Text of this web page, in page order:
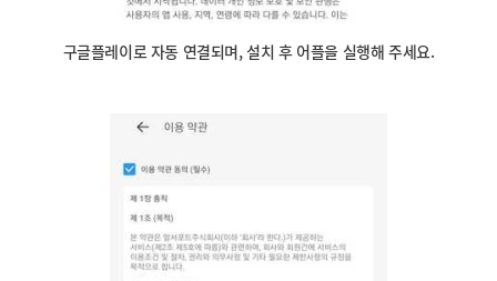
구글플레이로 자동 연결되며, 설치 후 어플을 실행해 주세요.